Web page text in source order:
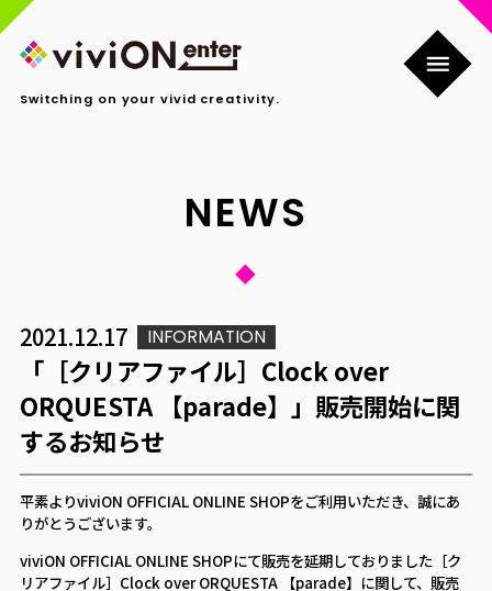
Switching on your vivid creativity.
NEWS
2021.12.17 INFORMATION
「［クリアファイル］Clock over
ORQUESTA 【parade】」販売開始に関
するお知らせ
平素よりviviON OFFICIAL ONLINE SHOPをご利用いただき、誠にあ
りがとうございます。
viviON OFFICIAL ONLINE SHOPにて販売を延期しておりました［ク
リアファイル］Clock over ORQUESTA 【parade】に関して、販売